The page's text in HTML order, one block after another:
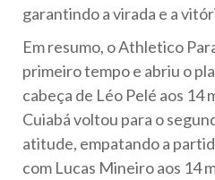
garantindo a virada e a
Em resumo, o Athletico
primeiro tempo e abriu o
cabeça de Léo Pelé aos 14
Cuiabá voltou para o
atitude, empatando a
com Lucas Mineiro aos 14